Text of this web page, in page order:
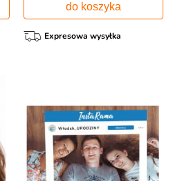
do koszyka
Expresowa wysyłka